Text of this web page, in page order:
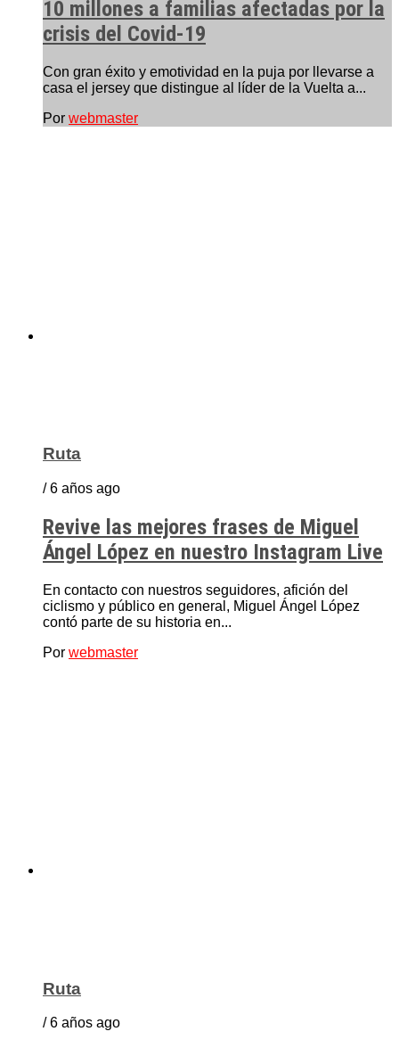
10 millones a familias afectadas por la
crisis del Covid-19
Con gran éxito y emotividad en la puja por llevarse a
casa el jersey que distingue al líder de la Vuelta a...
Por webmaster
Ruta
/ 6 años ago
Revive las mejores frases de Miguel
Ángel López en nuestro Instagram Live
En contacto con nuestros seguidores, afición del
ciclismo y público en general, Miguel Ángel López
contó parte de su historia en...
Por webmaster
Ruta
/ 6 años ago